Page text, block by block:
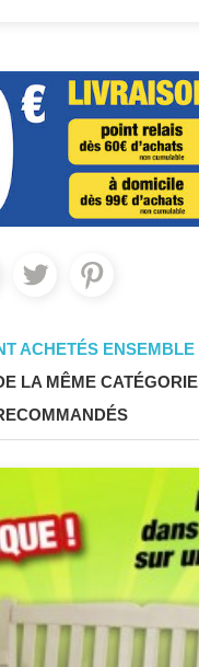
ACHETÉS ENSEMBLE
LA MÊME CATÉGORIE